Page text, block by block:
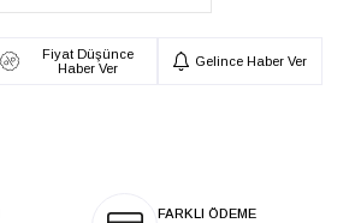
Fiyat Düşünce
Haber Ver
Gelince Haber Ver
FARKLI ÖDEME